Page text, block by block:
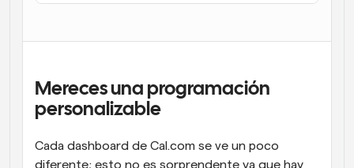
Programación potenciadda con llamadas
impulsadas por IA
Automatiza la programación y los recordatorios
Mantente al día con las últimas noticias y
actualizaciones
Reuniones Instantáneas
Mereces una programación
personalizable
Cada dashboard de Cal.com se ve un poco
diferente; esto no es sorprendente ya que hay